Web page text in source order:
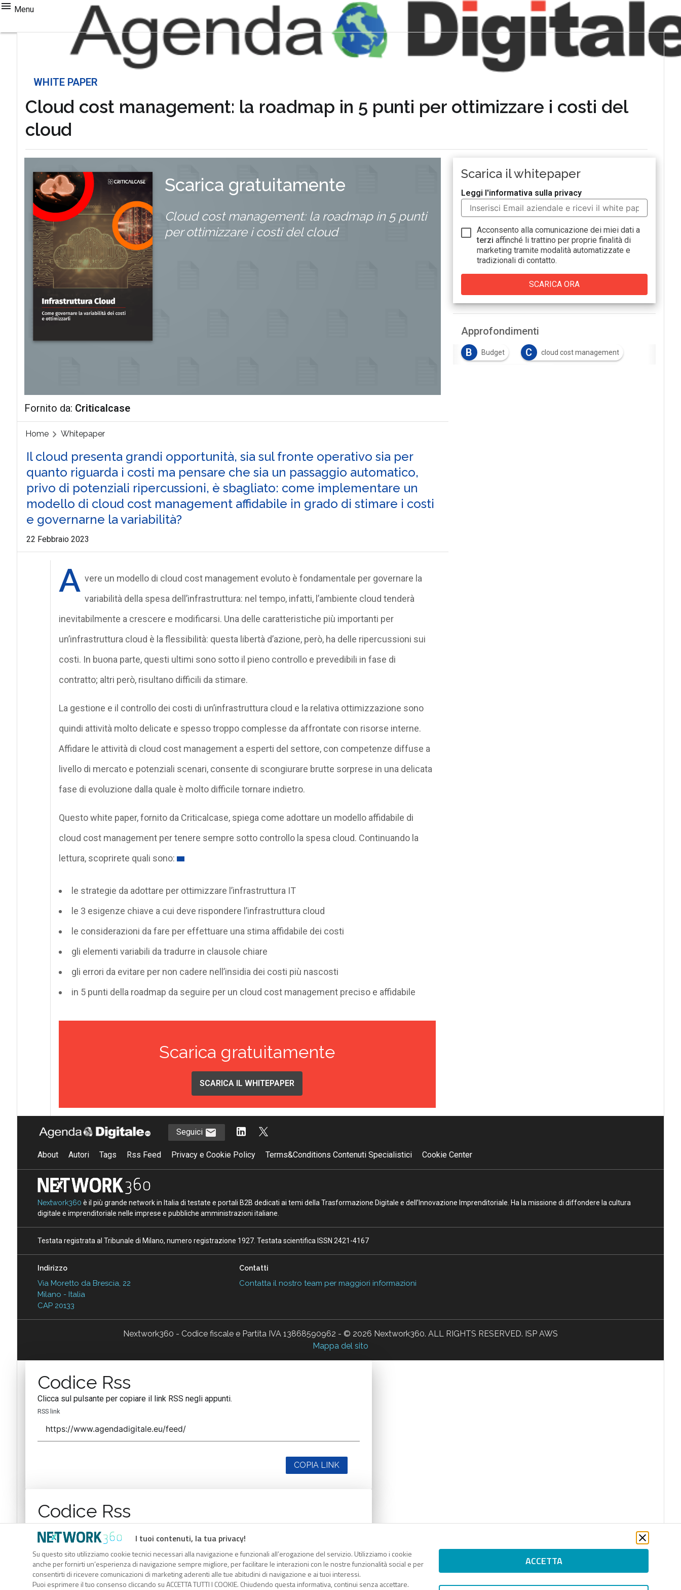
Menu
WHITE PAPER
Cloud cost management: la roadmap in 5 punti per ottimizzare i costi del
cloud
Scarica gratuitamente
Cloud cost management: la roadmap in 5 punti
per ottimizzare i costi del cloud
Fornito da: Criticalcase
Home Whitepaper
Il cloud presenta grandi opportunità, sia sul fronte operativo sia per
quanto riguarda i costi ma pensare che sia un passaggio automatico,
privo di potenziali ripercussioni, è sbagliato: come implementare un
modello di cloud cost management affidabile in grado di stimare i costi
e governarne la variabilità?
22 Febbraio 2023
A vere un modello di cloud cost management evoluto è fondamentale per governare la
variabilità della spesa dell’infrastruttura: nel tempo, infatti, l’ambiente cloud tenderà
inevitabilmente a crescere e modificarsi. Una delle caratteristiche più importanti per
un’infrastruttura cloud è la flessibilità: questa libertà d’azione, però, ha delle ripercussioni sui
costi. In buona parte, questi ultimi sono sotto il pieno controllo e prevedibili in fase di
contratto; altri però, risultano difficili da stimare.
La gestione e il controllo dei costi di un’infrastruttura cloud e la relativa ottimizzazione sono
quindi attività molto delicate e spesso troppo complesse da affrontate con risorse interne.
Affidare le attività di cloud cost management a esperti del settore, con competenze diffuse a
livello di mercato e potenziali scenari, consente di scongiurare brutte sorprese in una delicata
fase di evoluzione dalla quale è molto difficile tornare indietro.
Questo white paper, fornito da Criticalcase, spiega come adottare un modello affidabile di
cloud cost management per tenere sempre sotto controllo la spesa cloud. Continuando la
lettura, scoprirete quali sono:
le strategie da adottare per ottimizzare l’infrastruttura IT
le 3 esigenze chiave a cui deve rispondere l’infrastruttura cloud
le considerazioni da fare per effettuare una stima affidabile dei costi
gli elementi variabili da tradurre in clausole chiare
gli errori da evitare per non cadere nell’insidia dei costi più nascosti
in 5 punti della roadmap da seguire per un cloud cost management preciso e affidabile
Scarica gratuitamente
SCARICA IL WHITEPAPER
Scarica il whitepaper
Leggi l'informativa sulla privacy
Acconsento alla comunicazione dei miei dati a
terzi affinché li trattino per proprie finalità di
marketing tramite modalità automatizzate e
tradizionali di contatto.
Approfondimenti
B
Budget C cloud cost management
I tuoi contenuti, la tua privacy!
Su questo sito utilizziamo cookie tecnici necessari alla navigazione e funzionali all’erogazione del servizio. Utilizziamo i cookie
anche per fornirti un’esperienza di navigazione sempre migliore, per facilitare le interazioni con le nostre funzionalità social e per
consentirti di ricevere comunicazioni di marketing aderenti alle tue abitudini di navigazione e ai tuoi interessi.
Puoi esprimere il tuo consenso cliccando su ACCETTA TUTTI I COOKIE. Chiudendo questa informativa, continui senza accettare.
ACCETTA
Seguici
About Autori Tags Rss Feed Privacy e Cookie Policy Terms&Conditions Contenuti Specialistici Cookie Center
Nextwork360 è il più grande network in Italia di testate e portali B2B dedicati ai temi della Trasformazione Digitale e dell’Innovazione Imprenditoriale. Ha la missione di diffondere la cultura
digitale e imprenditoriale nelle imprese e pubbliche amministrazioni italiane.
Testata registrata al Tribunale di Milano, numero registrazione 1927. Testata scientifica ISSN 2421-4167
Indirizzo
Via Moretto da Brescia, 22
Milano - Italia
CAP 20133
Contatti
Contatta il nostro team per maggiori informazioni
Nextwork360 - Codice fiscale e Partita IVA 13868590962 - © 2026 Nextwork360. ALL RIGHTS RESERVED. ISP AWS
Mappa del sito
Codice Rss
Clicca sul pulsante per copiare il link RSS negli appunti.
RSS link
COPIA LINK
Codice Rss
RSS link